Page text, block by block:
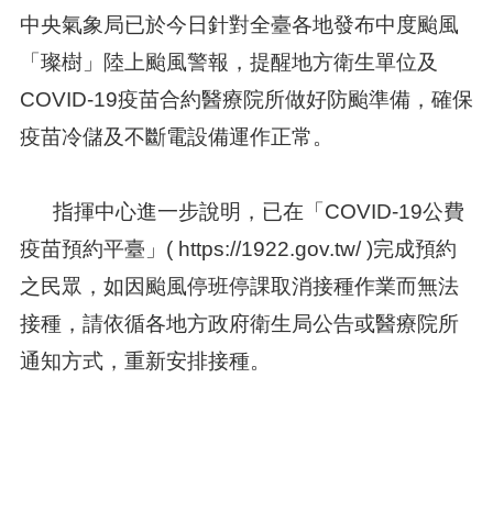
中央氣象局已於今日針對全臺各地發布中度颱風
「璨樹」陸上颱風警報，提醒地方衛生單位及
COVID-19疫苗合約醫療院所做好防颱準備，確保
疫苗冷儲及不斷電設備運作正常。
指揮中心進一步說明，已在「COVID-19公費
疫苗預約平臺」( https://1922.gov.tw/ )完成預約
之民眾，如因颱風停班停課取消接種作業而無法
接種，請依循各地方政府衛生局公告或醫療院所
通知方式，重新安排接種。